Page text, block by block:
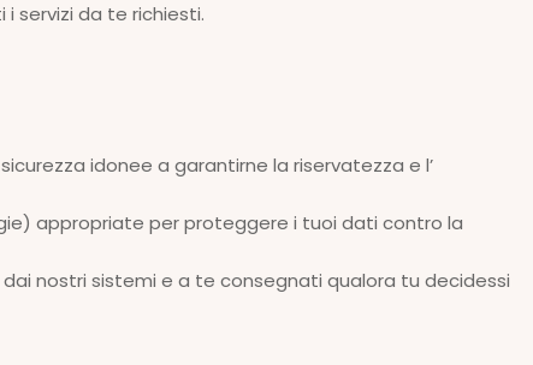
servizi da te richiesti.
idonee a garantirne la riservatezza e l’
appropriate per proteggere i tuoi dati contro la
nostri sistemi e a te consegnati qualora tu decidessi